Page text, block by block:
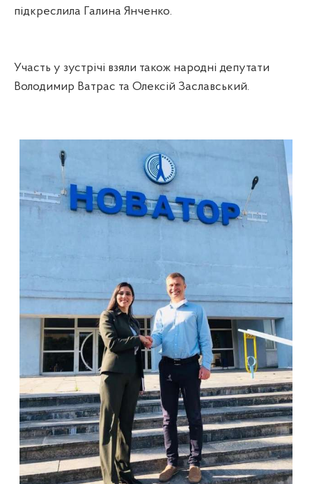
підкреслила Галина Янченко.
Участь у зустрічі взяли також народні депутати
Володимир Ватрас та Олексій Заславський.